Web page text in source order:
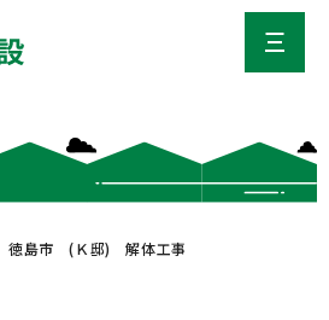
徳島市 (Ｋ邸) 解体工事